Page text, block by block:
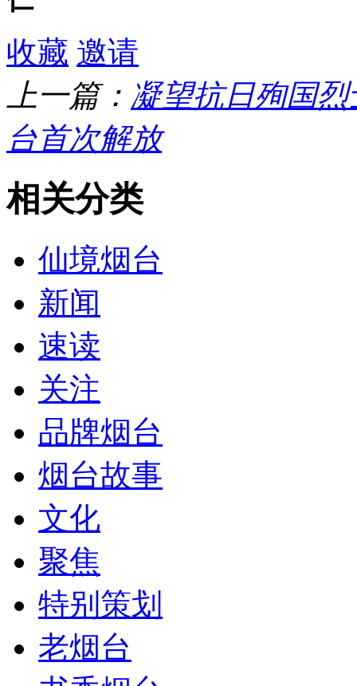
收藏 邀请
上一篇： 凝望抗日殉国
台首次解放
相关分类
仙境烟台
新闻
速读
关注
品牌烟台
烟台故事
文化
聚焦
特别策划
老烟台